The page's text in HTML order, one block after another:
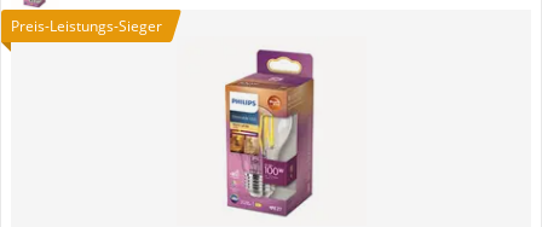
Preis-Leistungs-Sieger